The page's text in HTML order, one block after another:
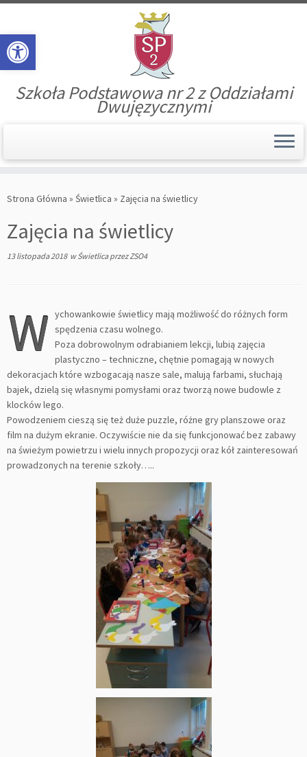
Open toolbar
to
Szkoła Podstawowa nr 2 z Oddziałami
Dwujęzycznymi
Strona Główna » Świetlica » Zajęcia na świetlicy
Zajęcia na świetlicy
13 listopada 2018wŚwietlicaprzezZSO4
W ychowankowie świetlicy mają możliwość do różnych form
spędzenia czasu wolnego.
Poza dobrowolnym odrabianiem lekcji, lubią zajęcia
plastyczno – techniczne, chętnie pomagają w nowych
dekoracjach które wzbogacają nasze sale, malują farbami, słuchają
bajek, dzielą się własnymi pomysłami oraz tworzą nowe budowle z
klocków lego.
Powodzeniem cieszą się też duże puzzle, różne gry planszowe oraz
film na dużym ekranie. Oczywiście nie da się funkcjonować bez zabawy
na świeżym powietrzu i wielu innych propozycji oraz kół zainteresowań
prowadzonych na terenie szkoły…..